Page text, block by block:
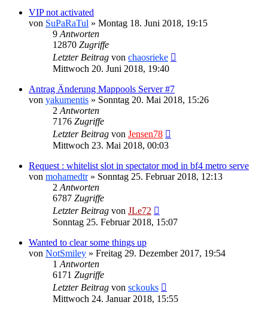
VIP not activated
von SuPaRaTul » Montag 18. Juni 2018, 19:15
9 Antworten
12870 Zugriffe
Letzter Beitrag von chaosrieke
Mittwoch 20. Juni 2018, 19:40
Antrag Änderung Mappools Server #7
von yakumentis » Sonntag 20. Mai 2018, 15:26
2 Antworten
7176 Zugriffe
Letzter Beitrag von Jensen78
Mittwoch 23. Mai 2018, 00:03
Request : whitelist slot in spectator mod in bf4 metro serve
von mohamedtr» Sonntag 25. Februar 2018, 12:13
2 Antworten
6787 Zugriffe
Letzter Beitrag von JLe72
Sonntag 25. Februar 2018, 15:07
Wanted to clear some things up
von NotSmiley » Freitag 29. Dezember 2017, 19:54
1 Antworten
6171 Zugriffe
Letzter Beitrag von sckouks
Mittwoch 24. Januar 2018, 15:55